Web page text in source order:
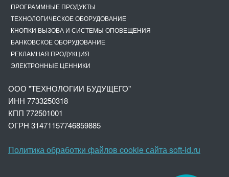
ПРОГРАММНЫЕ ПРОДУКТЫ
ТЕХНОЛОГИЧЕСКОЕ ОБОРУДОВАНИЕ
КНОПКИ ВЫЗОВА И СИСТЕМЫ ОПОВЕЩЕНИЯ
БАНКОВСКОЕ ОБОРУДОВАНИЕ
РЕКЛАМНАЯ ПРОДУКЦИЯ
ЭЛЕКТРОННЫЕ ЦЕННИКИ
ООО "ТЕХНОЛОГИИ БУДУЩЕГО"
ИНН 7733250318
КПП 772501001
ОГРН 31471157746859885
Политика обработки файлов cookie сайта soft-id.ru